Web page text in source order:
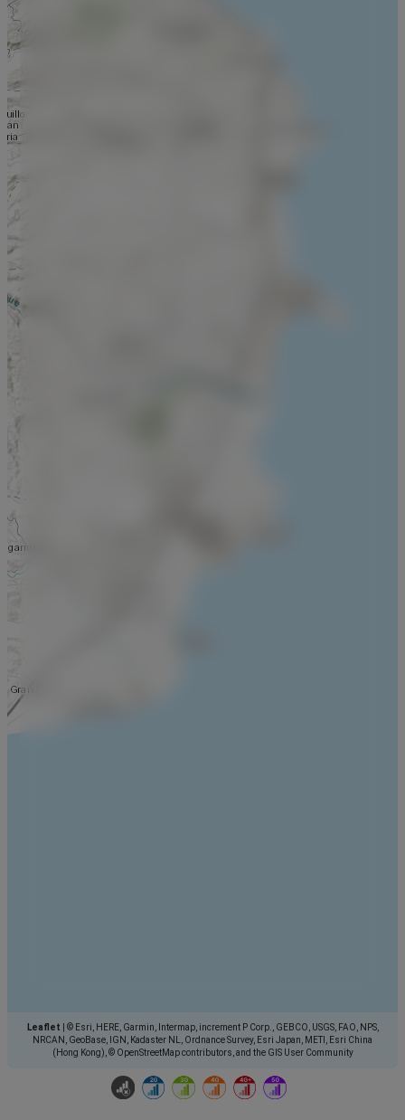
Leaflet
© Esri, HERE, Garmin, Intermap, increment P Corp., GEBCO, USGS, FAO, NPS,
NRCAN, GeoBase, IGN, Kadaster NL, Ordnance Survey, Esri Japan, METI, Esri China
(Hong Kong), © OpenStreetMap contributors, and the GIS User Community